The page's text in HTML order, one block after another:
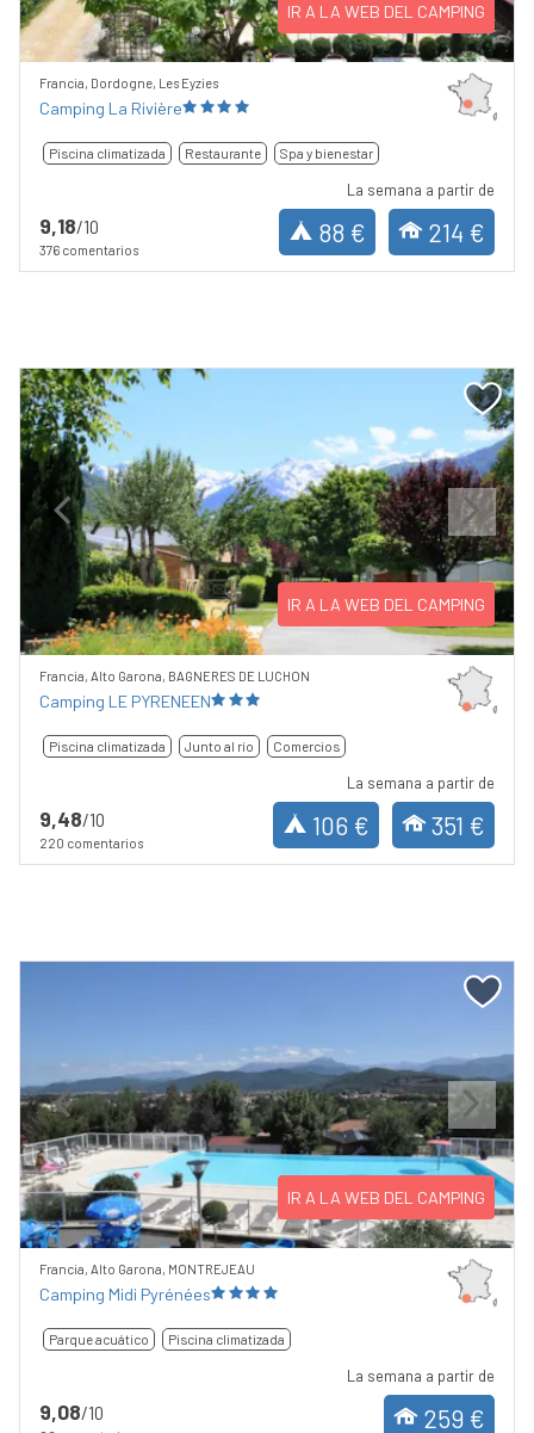
IR A LA WEB DEL CAMPING
Francia, Dordogne, Les Eyzies
Camping La Rivière
Piscina climatizada Restaurante Spa y bienestar
9,18/10
376 comentarios
La semana a partir de
88 € 214 €
Previous Next
IR A LA WEB DEL CAMPING
Francia, Alto Garona, BAGNERES DE LUCHON
Camping LE PYRENEEN
Piscina climatizada Junto al río Comercios
9,48/10
220 comentarios
La semana a partir de
106 € 351 €
Previous Next
IR A LA WEB DEL CAMPING
Francia, Alto Garona, MONTREJEAU
Camping Midi Pyrénées
Parque acuático Piscina climatizada
9,08/10
La semana a partir de
259 €